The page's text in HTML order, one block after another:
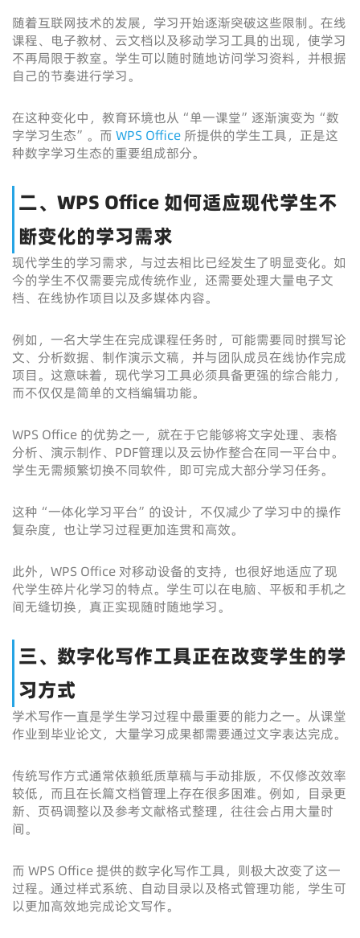
随着互联网技术的发展，学习开始逐渐突破这些限制。在线
课程、电子教材、云文档以及移动学习工具的出现，使学习
不再局限于教室。学生可以随时随地访问学习资料，并根据
自己的节奏进行学习。
在这种变化中，教育环境也从“单一课堂”逐渐演变为“数
字学习生态”。而 WPS Office 所提供的学生工具，正是这
种数字学习生态的重要组成部分。
二、WPS Office 如何适应现代学生不
断变化的学习需求
现代学生的学习需求，与过去相比已经发生了明显变化。如
今的学生不仅需要完成传统作业，还需要处理大量电子文
档、在线协作项目以及多媒体内容。
例如，一名大学生在完成课程任务时，可能需要同时撰写论
文、分析数据、制作演示文稿，并与团队成员在线协作完成
项目。这意味着，现代学习工具必须具备更强的综合能力，
而不仅仅是简单的文档编辑功能。
WPS Office 的优势之一，就在于它能够将文字处理、表格
分析、演示制作、PDF管理以及云协作整合在同一平台中。
学生无需频繁切换不同软件，即可完成大部分学习任务。
这种“一体化学习平台”的设计，不仅减少了学习中的操作
复杂度，也让学习过程更加连贯和高效。
此外，WPS Office 对移动设备的支持，也很好地适应了现
代学生碎片化学习的特点。学生可以在电脑、平板和手机之
间无缝切换，真正实现随时随地学习。
三、数字化写作工具正在改变学生的学
习方式
学术写作一直是学生学习过程中最重要的能力之一。从课堂
作业到毕业论文，大量学习成果都需要通过文字表达完成。
传统写作方式通常依赖纸质草稿与手动排版，不仅修改效率
较低，而且在长篇文档管理上存在很多困难。例如，目录更
新、页码调整以及参考文献格式整理，往往会占用大量时
间。
而 WPS Office 提供的数字化写作工具，则极大改变了这一
过程。通过样式系统、自动目录以及格式管理功能，学生可
以更加高效地完成论文写作。